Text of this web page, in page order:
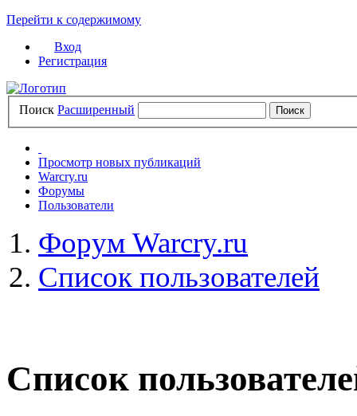
Перейти к содержимому
Вход
Регистрация
Поиск Расширенный
Просмотр новых публикаций
Warcry.ru
Форумы
Пользователи
Форум Warcry.ru
Список пользователей
Список